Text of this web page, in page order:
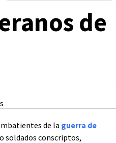
de
de la guerra de
soldados conscriptos,